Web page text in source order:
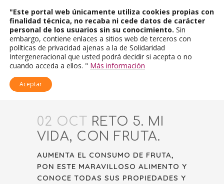
02 OCT
RETO 5. MI
VIDA, CON FRUTA.
AUMENTA EL CONSUMO DE FRUTA,
PON ESTE MARAVILLOSO ALIMENTO Y
CONOCE TODAS SUS PROPIEDADES Y
"Este portal web únicamente utiliza cookies propias con
finalidad técnica, no recaba ni cede datos de carácter
personal de los usuarios sin su conocimiento. Sin
embargo, contiene enlaces a sitios web de terceros con
políticas de privacidad ajenas a la de Solidaridad
Intergeneracional que usted podrá decidir si acepta o no
cuando acceda a ellos. " Más información
Aceptar